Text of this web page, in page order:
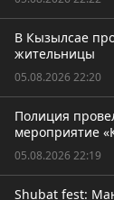
В Кызылсае
жительницы
05.08.2026 22:20
Полиция
мероприятие
05.08.2026 22:19
Shubat fest: